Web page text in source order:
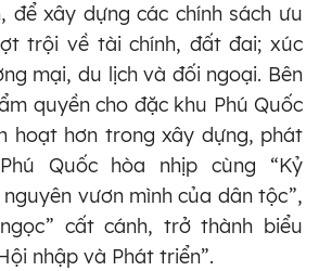
để xây dựng các chính sách ưu
trội về tài chính, đất đai; xúc
mại, du lịch và đối ngoại. Bên
quyền cho đặc khu Phú Quốc
hoạt hơn trong xây dựng, phát
Quốc hòa nhịp cùng “Kỷ
vươn mình của dân tộc”,
cất cánh, trở thành biểu
nhập và Phát triển”.